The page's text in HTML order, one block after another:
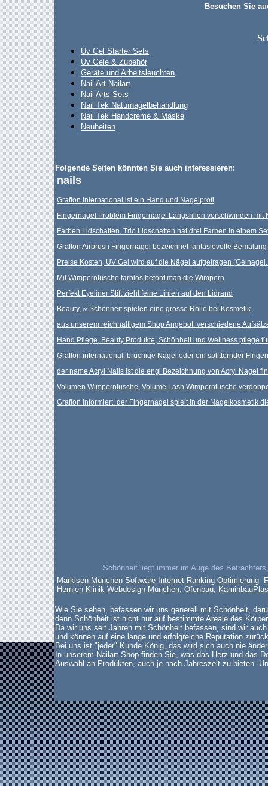
Besuchen Sie
Uv Gel Starter Sets
Uv Gele & Zubehör
Geräte und Arbeitsleuchten
Nail Art Nailart
Nail Arts Sets
Nail Tek Naturnagelbehandlung
Nail Tek Handcreme & Maske
Neuheiten
Folgende Seiten könnten Sie auch interessieren:
nails
Grafton international ist ein Hand und Nagelprofi
Fingernagel Problem Fingernagel Längsrillen verschwinden mit
Farben Lidschatten, Trio Lidschatten hat drei Farben in einem
Grafton Airbrush Fingernagel bezeichnet fantasievolle
Preise Kosten, UV Gel wird auf die Nägel aufgetragen
Mit Wimperntusche farblos betont man die Wimpern
Perfekt Eyeliner Stift zieht feine Linien auf den Lidrand
Beauty, & Schönheit spielen eine grosse Rolle bei Kosmetik
aus unserem reichhaltigem Shop Angebot: verschiedene
Hand Pflege, Beauty Produkte, Schönheit und Wellness pflege
Grafton international: brüchige Nägel oder ein splitternder
der name Acryl Nails ist die engl Bezeichnung von Acryl Nagel
Volumen Wimperntusche, Volume Lash Wimperntusche
Grafton informiert: der Fingernagel spielt in der Nagelkosmetik
Schönheit liegt immer im Auge des
Markisen München Software Internet Ranking Optimierung
Hernien Klinik Webdesign München, Ofenbau, Kaminbau
Wie Sie sehen, befassen wir uns generell mit Schönheit,
denn Schönheit ist nicht nur auf bestimmte Areale des
Da wir uns seit Jahren mit Schönheit befassen, sind wir
und können auf eine lange und erfolgreiche Reputation
Bei uns ist "jeder" Kunde König, das wird sich auch nie
In unserem Nailart Shop finden Sie, was das Herz und das
Auswahl an Produkten, auch je nach Jahreszeit zu bieten.